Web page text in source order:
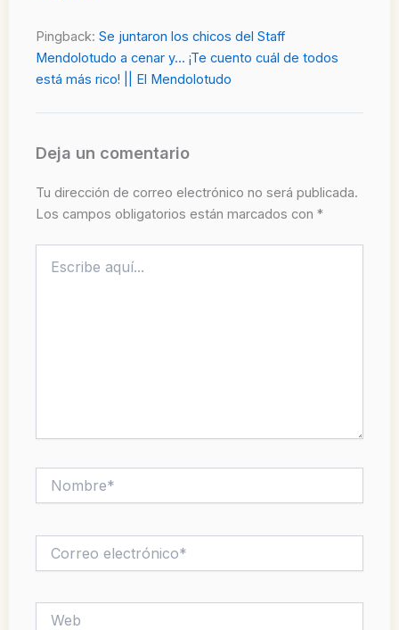
Pingback: Se juntaron los chicos del Staff
Mendolotudo a cenar y... ¡Te cuento cuál de todos
está más rico! || El Mendolotudo
Deja un comentario
Tu dirección de correo electrónico no será publicada.
Los campos obligatorios están marcados con *
aquí...
electrónico*